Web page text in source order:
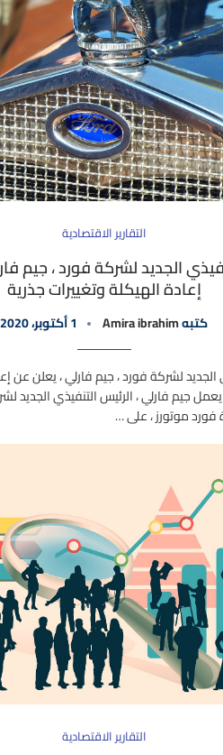
التقارير الاقتصادية
الجديد لشركة فورد ، جيم
إعادة الهيكلة وتغييرات جذرية
كتبهAmira ibrahim 1 أكتوبر، 2020
الجديد لشركة فورد ، جيم فارلي ، يعلن عن
جيم فارلي ، الرئيس التنفيذي الجديد
فورد موتورز ، على …
التقارير الاقتصادية